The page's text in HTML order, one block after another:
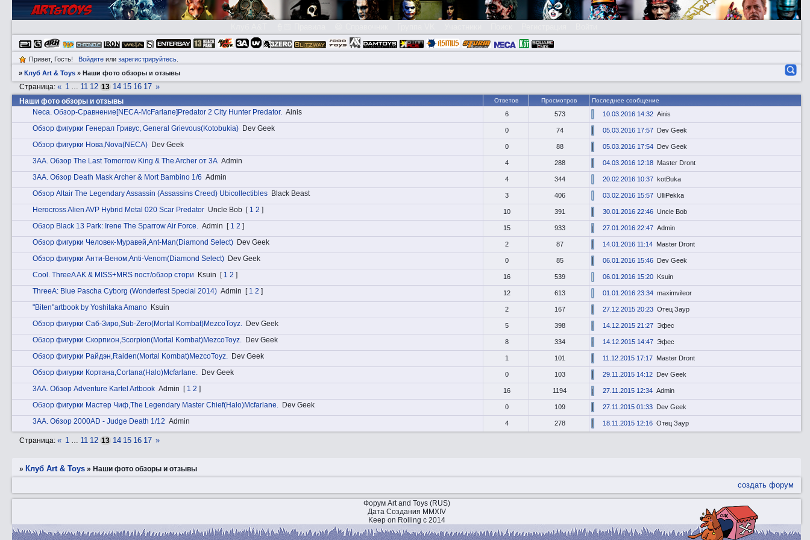
Привет, Гость! Войдитеили зарегистрируйтесь.
»Клуб Art & Toys »Наши фото обзоры и отзывы
Наши фото обзоры и отзывы
Страница:« 1 … 11 12 13 14 15 16 17 »
Ответов Просмотров Последнее сообщение
Nеca. Обзор-Сравнение[NECA-McFarlane]Predator 2 City Hunter Predator. Ainis 6 573 10.03.2016 14:32 Ainis
Обзор фигурки Генерал Гривус, General Grievous(Kotobukia) Dev Geek 0 74 05.03.2016 17:57 Dev Geek
Обзор фигурки Нова,Nova(NECA) Dev Geek 0 88 05.03.2016 17:54 Dev Geek
3АA. Обзор The Last Tomorrow King & The Archer от 3A Admin 4 288 04.03.2016 12:18 Master Dront
3АA. Обзор Death Mask Archer & Mort Bambino 1/6 Admin 4 344 20.02.2016 10:37 kotBuka
Обзор Altair The Legendary Assassin (Assassins Creed) Ubicollectibles Black Beast 3 406 03.02.2016 15:57 UlliPekka
Herocross Alien AVP Hybrid Metal 020 Scar Predator Uncle Bob [ 1 2 ] 10 391 30.01.2016 22:46 Uncle Bob
Обзор Black 13 Park: Irene The Sparrow Air Force. Admin [ 1 2 ] 15 933 27.01.2016 22:47 Admin
Обзор фигурки Человек-Муравей,Ant-Man(Diamond Select) Dev Geek 2 87 14.01.2016 11:14 Master Dront
Обзор фигурки Анти-Веном,Anti-Venom(Diamond Select) Dev Geek 0 85 06.01.2016 15:46 Dev Geek
Cоol. ThreeA AK & MISS+MRS пост/обзор стори Ksuin [ 1 2 ] 16 539 06.01.2016 15:20 Ksuin
ThreeA: Blue Pascha Cyborg (Wonderfest Special 2014) Admin [ 1 2 ] 12 613 01.01.2016 23:34 maximvileor
"Biten"artbook by Yoshitaka Amano Ksuin 2 167 27.12.2015 20:23 Отец Заур
Обзор фигурки Саб-Зиро,Sub-Zero(Mortal Kombat)MezcoToyz. Dev Geek 5 398 14.12.2015 21:27 Эфес
Обзор фигурки Скорпион,Scorpion(Mortal Kombat)MezcoToyz. Dev Geek 8 334 14.12.2015 14:47 Эфес
Обзор фигурки Райдэн,Raiden(Mortal Kombat)MezcoToyz. Dev Geek 1 101 11.12.2015 17:17 Master Dront
Обзор фигурки Кортана,Cortana(Halo)Mcfarlane. Dev Geek 0 103 29.11.2015 14:12 Dev Geek
3АA. Обзор Adventure Kartel Artbook Admin [ 1 2 ] 16 1194 27.11.2015 12:34 Admin
Обзор фигурки Мастер Чиф,The Legendary Master Chief(Halo)Mcfarlane. Dev Geek 0 109 27.11.2015 01:33 Dev Geek
3АA. Обзор 2000AD - Judge Death 1/12 Admin 4 278 18.11.2015 12:16 Отец Заур
Страница:« 1 … 11 12 13 14 15 16 17 »
» Клуб Art & Toys »Наши фото обзоры и отзывы
создать форум
Форум Art and Toys (RUS)
Дата Создания MMXIV
Keep on Rolling с 2014